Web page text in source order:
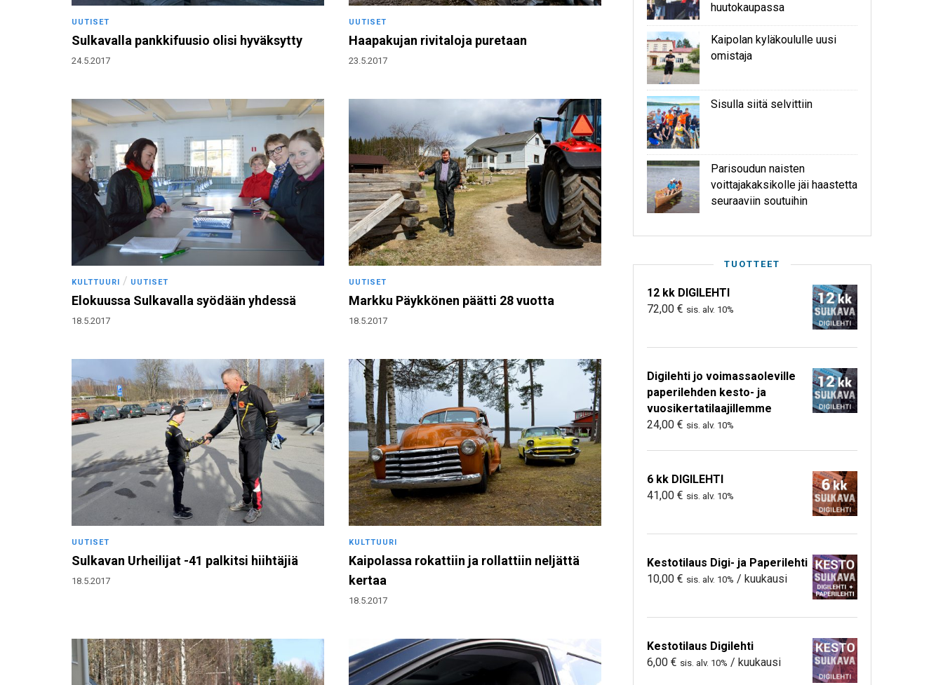
UUTISET
Sulkavalla pankkifuusio olisi hyväksytty
24.5.2017
UUTISET
Haapakujan rivitaloja puretaan
23.5.2017
KULTTUURI / UUTISET
Elokuussa Sulkavalla syödään yhdessä
18.5.2017
UUTISET
Markku Päykkönen päätti 28 vuotta
18.5.2017
UUTISET
Sulkavan Urheilijat -41 palkitsi hiihtäjiä
18.5.2017
KULTTUURI
Kaipolassa rokattiin ja rollattiin neljättä
kertaa
18.5.2017
huutokaupassa
Kaipolan kyläkoululle uusi
omistaja
Sisulla siitä selvittiin
Parisoudun naisten
voittajakaksikolle jäi haastetta
seuraaviin soutuihin
TUOTTEET
12 kk DIGILEHTI
72,00 € sis. alv. 10%
Digilehti jo voimassaoleville
paperilehden kesto- ja
vuosikertatilaajillemme
24,00 € sis. alv. 10%
6 kk DIGILEHTI
41,00 € sis. alv. 10%
Kestotilaus Digi- ja Paperilehti
10,00 € sis. alv. 10% / kuukausi
Kestotilaus Digilehti
6,00 € sis. alv. 10% / kuukausi